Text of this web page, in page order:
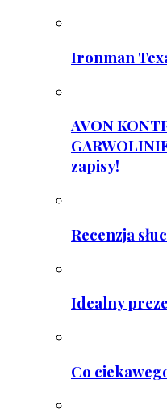
Ironman
AVON
zapisy!
Recenzja
Idealny
Co